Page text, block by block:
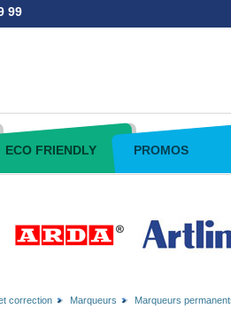
99
ECO FRIENDLY PROMOS
correction Marqueurs Marqueurs